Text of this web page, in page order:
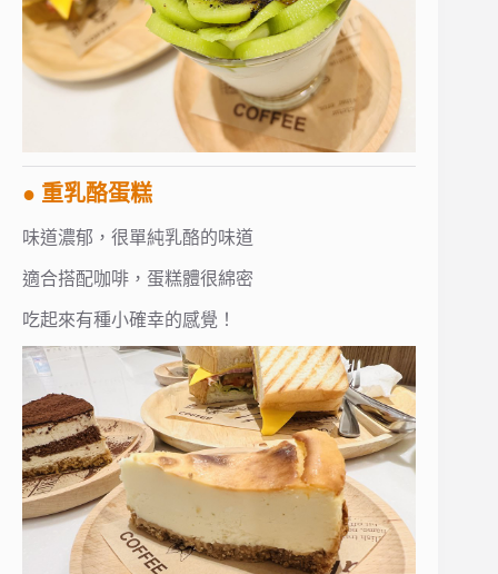
● 重乳酪蛋糕
味道濃郁，很單純乳酪的味道
適合搭配咖啡，蛋糕體很綿密
吃起來有種小確幸的感覺！